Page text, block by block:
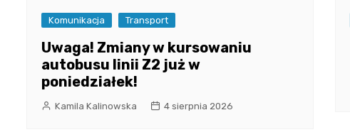
Komunikacja Transport
Uwaga! Zmiany w kursowaniu
autobusu linii Z2 już w
poniedziałek!
Kamila Kalinowska 4 sierpnia 2026